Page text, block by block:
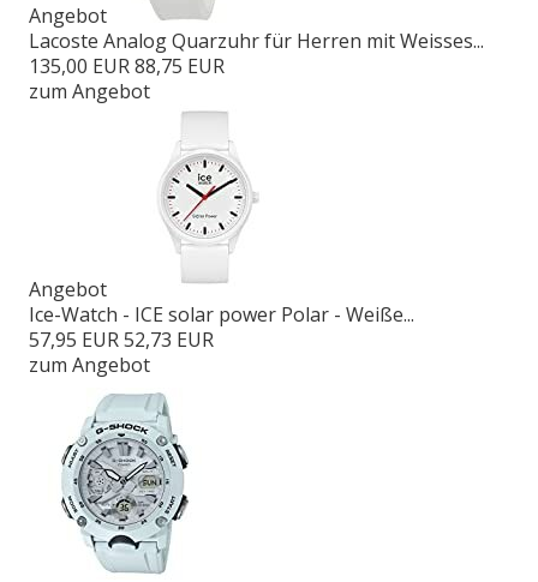
Angebot
Lacoste Analog Quarzuhr für Herren mit Weisses...
135,00 EUR88,75 EUR
zum Angebot
Angebot
Ice-Watch - ICE solar power Polar - Weiße...
57,95 EUR52,73 EUR
zum Angebot